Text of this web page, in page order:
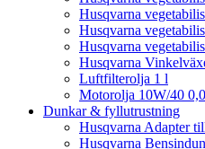
Husqvarna
Husqvarna
Husqvarna
Husqvarna
Luftfilterolja 1 l
Motorolja 10W/40
Dunkar & fyllutrustning
Husqvarna Adapter
Husqvarna